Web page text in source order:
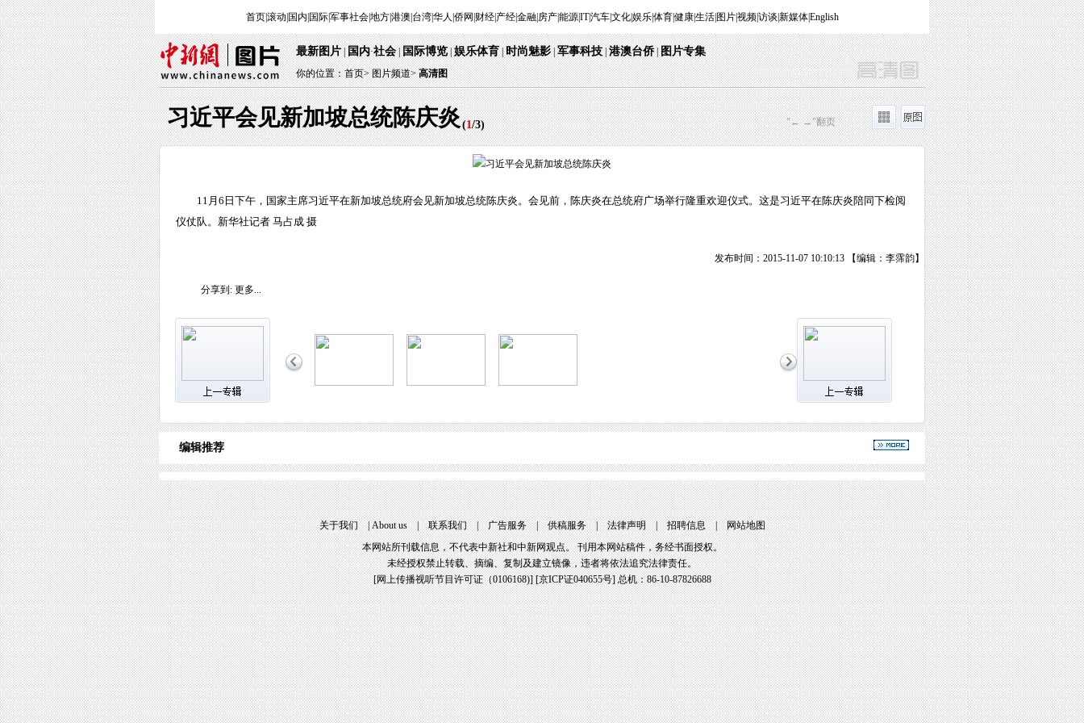
首页|滚动 国内 国际|军事社会|地方|港澳 台湾|华人 侨网 财经| 产经|金融| 房产|能源|IT|汽车|文化|娱乐|体育|健康|生活| 图片|视频|访谈 新媒体|English
最新图片|国内·社会|国际博览|娱乐体育|时尚魅影|军事科技|港澳台侨|图片专集
你的位置：首页>图片频道> 高清图
习近平会见新加坡总统陈庆炎(1/3) "← →"翻页
11月6日下午，国家主席习近平在新加坡总统府会见新加坡总统陈庆炎。会见前，陈庆炎在总统府广场举行隆重欢迎仪式。这是习近平在陈庆炎陪同下检阅
仪仗队。新华社记者 马占成 摄
发布时间：2015-11-07 10:10:13 【编辑：李霈韵】
分享到: 更多...
编辑推荐
关于我们|About us|联系我们|广告服务|供稿服务|法律声明|招聘信息|网站地图
本网站所刊载信息，不代表中新社和中新网观点。 刊用本网站稿件，务经书面授权。
未经授权禁止转载、摘编、复制及建立镜像，违者将依法追究法律责任。
[网上传播视听节目许可证（0106168)] [京ICP证040655号] 总机：86-10-87826688